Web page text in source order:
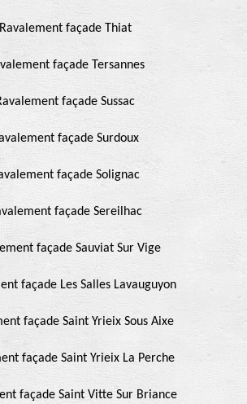
Ravalement façade Thiat
façade Tersannes
façade Sussac
façade Surdoux
façade Solignac
façade Sereilhac
façade Sauviat Sur Vige
façade Les Salles Lavauguyon
façade Saint Yrieix Sous Aixe
façade Saint Yrieix La Perche
façade Saint Vitte Sur Briance